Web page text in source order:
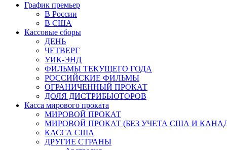
График премьер
В России
В США
Кассовые сборы
ДЕНЬ
ЧЕТВЕРГ
УИК-ЭНД
ФИЛЬМЫ ТЕКУЩЕГО ГОДА
РОССИЙСКИЕ ФИЛЬМЫ
ОГРАНИЧЕННЫЙ ПРОКАТ
ДОЛЯ ДИСТРИБЬЮТОРОВ
Касса мирового проката
МИРОВОЙ ПРОКАТ
МИРОВОЙ ПРОКАТ (БЕЗ УЧЕТА США И
КАССА США
ДРУГИЕ СТРАНЫ